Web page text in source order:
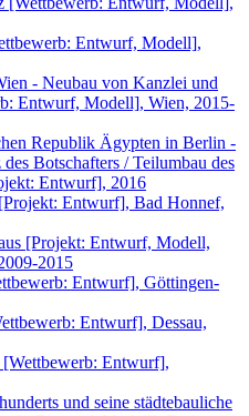
Entwurf, Modell],
- Neubau von Kanzlei und
Entwurf, Modell], Wien, 2015-
Republik Ägypten in Berlin -
Botschafters / Teilumbau des
Entwurf], 2016
Entwurf], Bad Honnef,
[Projekt: Entwurf, Modell,
2015
Entwurf], Göttingen-
Entwurf], Dessau,
Entwurf],
und seine städtebauliche